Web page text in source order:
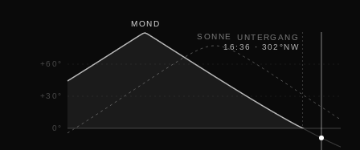
+60°
+30°
0°
MOND
SONNE
UNTERGANG
16:36
· 302 °NW